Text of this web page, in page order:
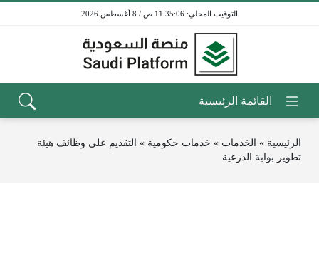
11:35:06 ص / 8 أغسطس 2026
الرئيسية » الخدمات » خدمات حكومية » التقديم على وظائف هيئة
تطوير بوابة الدرعية